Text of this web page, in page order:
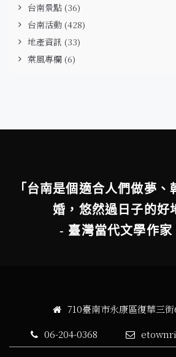
台南景點 (36)
台南活動 (428)
地產資訊 (33)
棠風專欄 (6)
「台南是個適合人們做夢
婚，悠然過日子的好
- 臺灣當代文學作家
710臺南市永康區復華三
06-204-0368